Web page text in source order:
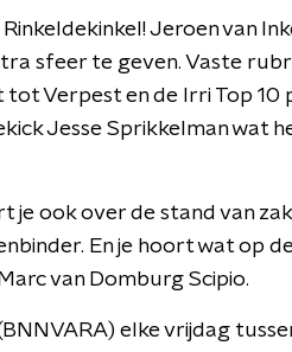
Jeroen van
sfeer te geven. Vaste
tot Verpest en de Irri Top 10
Jesse Sprikkelman wat
je ook over de stand van
En je hoort wat op
van Domburg Scipio.
elke vrijdag